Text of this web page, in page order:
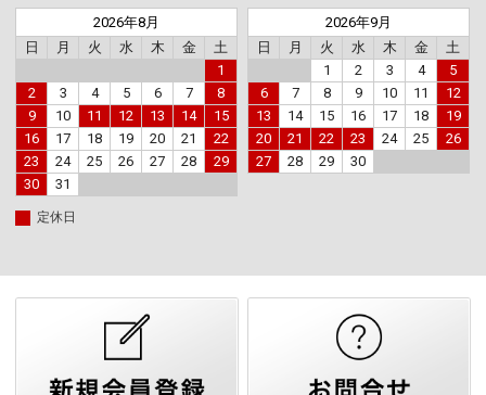
2026年8月
日
月 火 水 木 金
土
1
2
3 4 5 6 7
8
9
10 11 12 13 14
15
16
17 18 19 20 21
22
23
24 25 26 27 28
29
30
31
2026年9月
日
月 火 水 木 金
土
1
2 3 4
5
6
7 8 9 10 11
12
13
14 15 16 17 18
19
20
21 22 23 24 25
26
27
28 29 30
定休日